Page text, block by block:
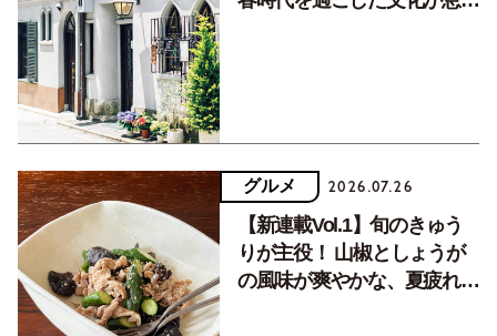
グルメ 2026.07.26
【新連載Vol.1】旬のきゅう
りが主役！ 山椒としょうが
の風味が爽やかな、夏疲れを